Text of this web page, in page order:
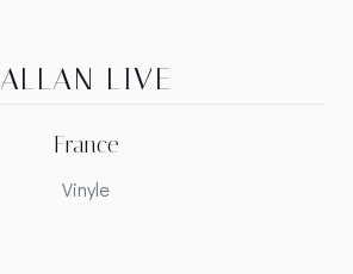
ALLAN LIVE
France
Vinyle